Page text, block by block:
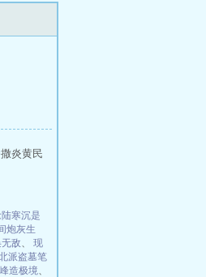
炎黄民
寒沉是
炮灰生
敌、 现
派盗墓笔
造极境、